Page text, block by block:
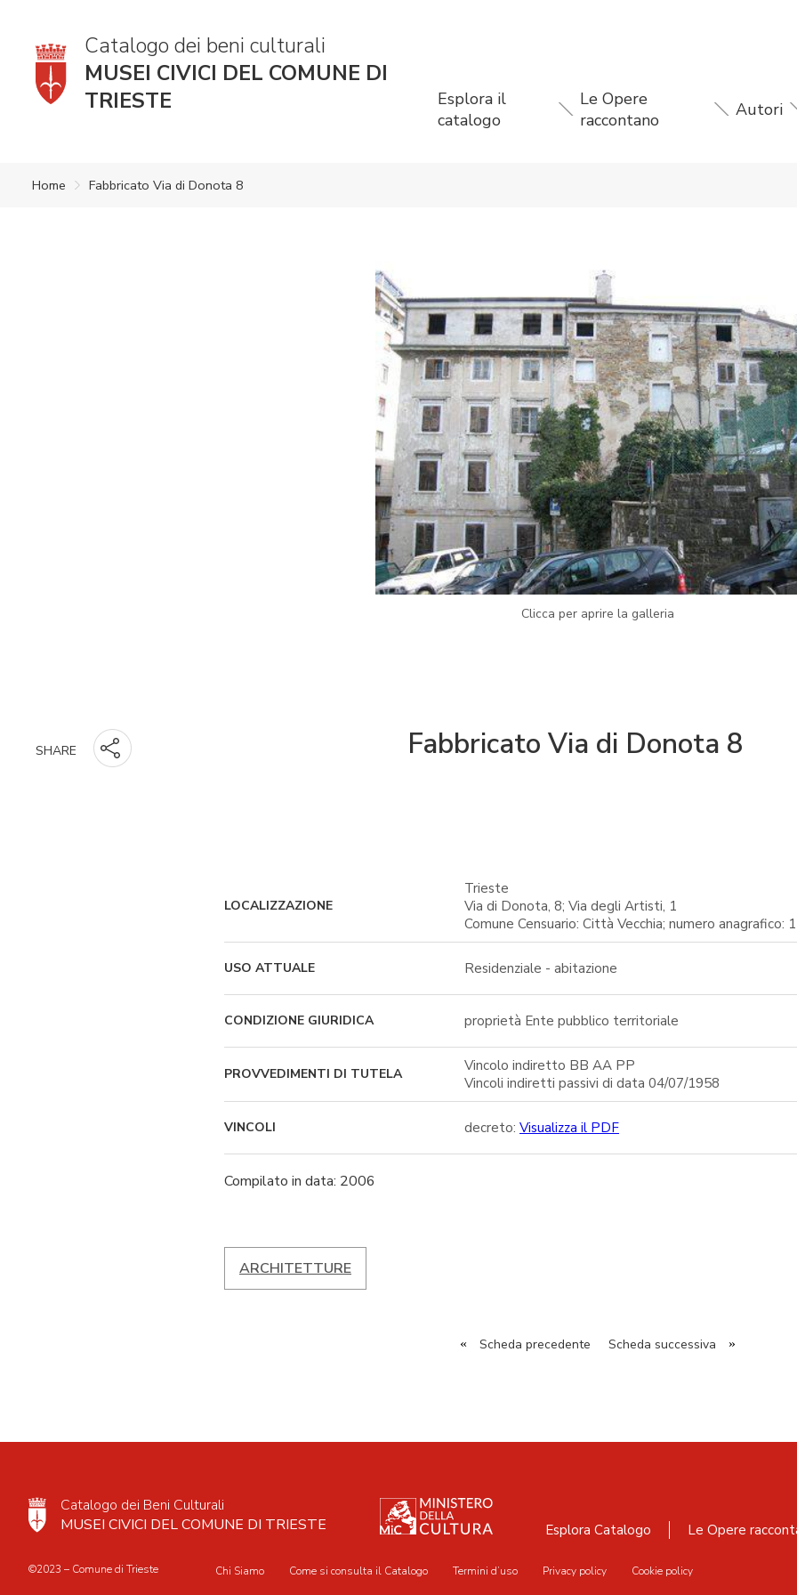
Catalogo dei beni culturali
MUSEI CIVICI DEL COMUNE DI
TRIESTE
Esplora il
catalogo
Le Opere
raccontano
Autori
Home Fabbricato Via di Donota 8
Clicca per aprire la galleria
SHARE Fabbricato Via di Donota 8
LOCALIZZAZIONE
Trieste
Via di Donota, 8; Via degli Artisti, 1
Comune Censuario: Città Vecchia; numero anagrafico:
USO ATTUALE Residenziale - abitazione
CONDIZIONE GIURIDICA proprietà Ente pubblico territoriale
PROVVEDIMENTI DI TUTELA
Vincolo indiretto BB AA PP
Vincoli indiretti passivi di data 04/07/1958
VINCOLI decreto: Visualizza il PDF
Compilato in data: 2006
ARCHITETTURE
« Scheda precedente Scheda successiva »
Catalogo dei Beni Culturali
MUSEI CIVICI DEL COMUNE DI TRIESTE
Esplora Catalogo Le Opere
©2023 – Comune di Trieste Chi Siamo Come si consulta il Catalogo Termini d’uso Privacy policy Cookie policy